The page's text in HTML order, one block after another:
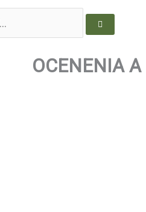
OCENENIA